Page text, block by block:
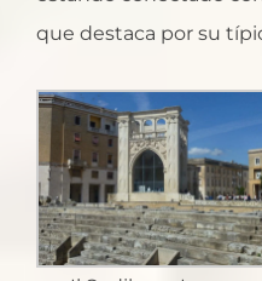
que destaca por su